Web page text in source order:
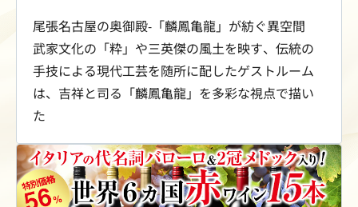
尾張名古屋の奥御殿-「麟鳳亀龍」が紡ぐ異空間
武家文化の「粋」や三英傑の風土を映す、伝統の
手技による現代工芸を随所に配したゲストルーム
は、吉祥と司る「麟鳳亀龍」を多彩な視点で描い
た